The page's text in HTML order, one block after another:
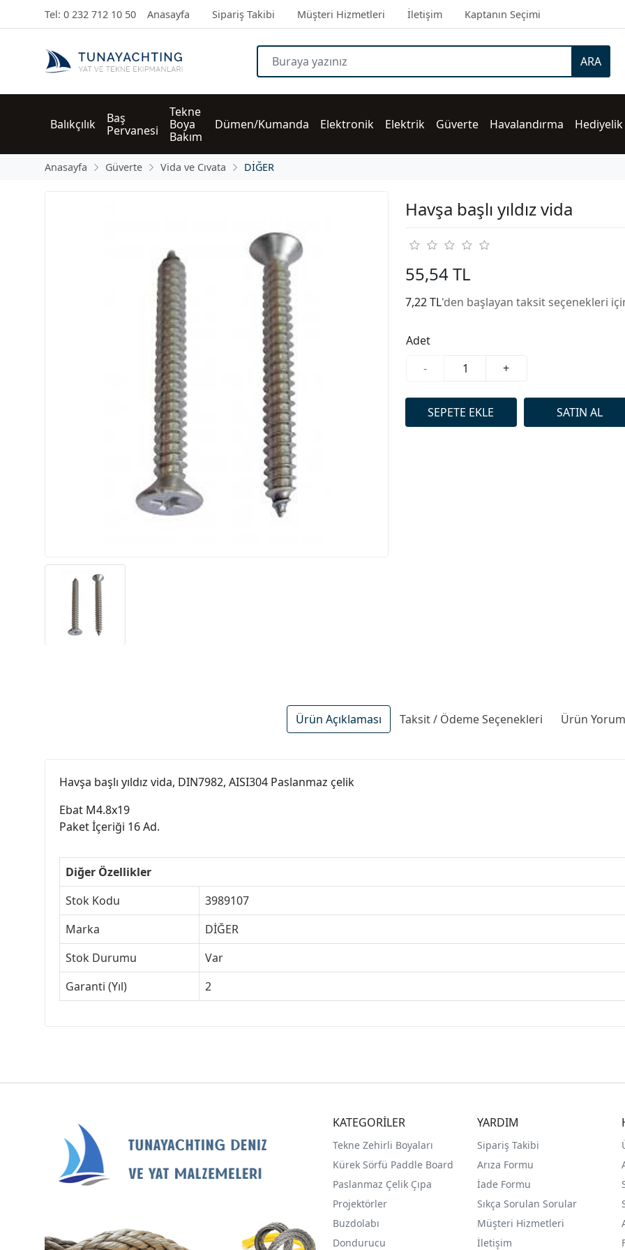
Tel: 0 232 712 10 50 Anasayfa Sipariş Takibi Müşteri Hizmetleri İletişim Kaptanın Seçimi
ARA
Balıkçılık
Baş
Pervanesi
Tekne
Boya
Bakım
Dümen/Kumanda Elektronik Elektrik Güverte Havalandırma Hediyelik
Anasayfa Güverte Vida ve Cıvata DİĞER
Havşa başlı yıldız vida
55,54 TL
7,22 TL'den başlayan taksit seçenekleri
Adet
-
+
Ürün Açıklaması Taksit / Ödeme Seçenekleri Ürün
Havşa başlı yıldız vida, DIN7982, AISI304 Paslanmaz çelik
Ebat M4.8x19
Paket İçeriği 16 Ad.
Diğer Özellikler
Stok Kodu
3989107
Marka
DİĞER
Stok Durumu
Var
Garanti (Yıl)
2
KATEGORİLER
Tekne Zehirli Boyaları
Kürek Sörfü Paddle Board
Paslanmaz Çelik Çıpa
Projektörler
Buzdolabı
Dondurucu
YARDIM
Sipariş Takibi
Arıza Formu
İade Formu
Sıkça Sorulan Sorular
Müşteri Hizmetleri
İletişim